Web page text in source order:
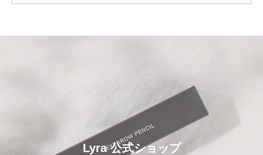
Lyra 公式ショップ